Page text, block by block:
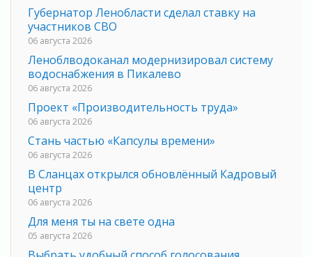
Губернатор Ленобласти сделал ставку на
участников СВО
06 августа 2026
Леноблводоканал модернизировал систему
водоснабжения в Пикалево
06 августа 2026
Проект «Производительность труда»
06 августа 2026
Стань частью «Капсулы времени»
06 августа 2026
В Сланцах открылся обновлённый Кадровый
центр
06 августа 2026
Для меня ты на свете одна
05 августа 2026